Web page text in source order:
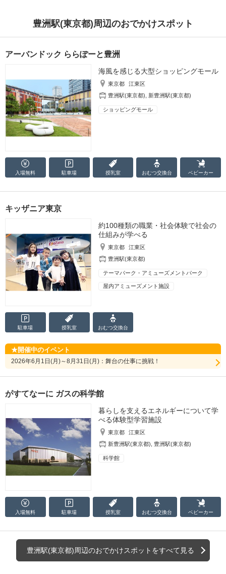
豊洲駅(東京都)周辺のおでかけスポット
アーバンドック ららぽーと豊洲
海風を感じる大型ショッピングモール
東京都
江東区
豊洲駅(東京都)
新豊洲駅(東京都)
ショッピングモール
入場無料 駐車場 授乳室 おむつ交換台 ベビーカー
キッザニア東京
約100種類の職業・社会体験で社会の
仕組みが学べる
東京都
江東区
豊洲駅(東京都)
テーマパーク・アミューズメントパーク
屋内アミューズメント施設
駐車場 授乳室 おむつ交換台
開催中のイベント
2026年6月1日(月)～8月31日(月)：舞台の仕事に挑戦！
がすてなーに ガスの科学館
暮らしを支えるエネルギーについて学
べる体験型学習施設
東京都
江東区
新豊洲駅(東京都)
豊洲駅(東京都)
科学館
入場無料 駐車場 授乳室 おむつ交換台 ベビーカー
豊洲駅(東京都)周辺のおでかけスポットをすべて見る